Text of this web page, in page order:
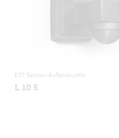
E27 Sensor-Außenleuchte
L 10 S